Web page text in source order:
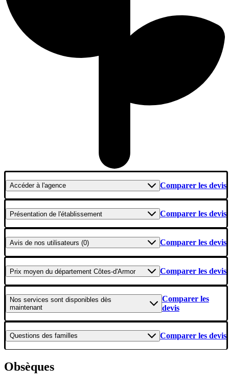
Accéderà l'agence Comparer les devis
Présentation de l'établissement Comparer les devis
Avis de nos utilisateurs (0) Comparer les devis
Prix moyen du département Côtes-d'Armor Comparer les devis
Nos services sont disponibles dès
maintenant
Comparer les
devis
Questions des familles Comparer les devis
Obsèques